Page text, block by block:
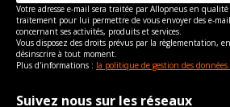
Votre adresse e-mail sera traitée par Allopneus en qualité
traitement pour lui permettre de vous envoyer des e-
concernant ses activités, produits et services.
Vous disposez des droits prévus par la règlementation,
désinscrire à tout moment.
Plus d'informations : la politique de gestion des données.
Suivez nous sur les réseaux